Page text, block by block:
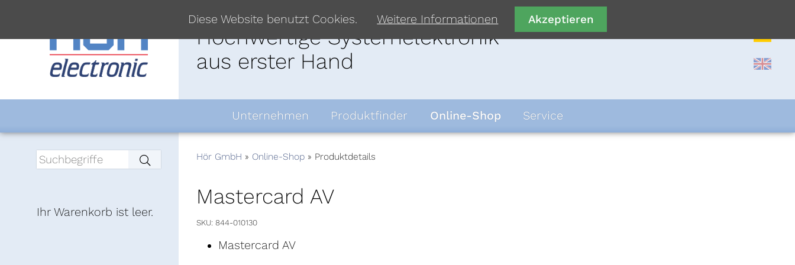
Hochwertige Systemelektronik
aus erster Hand
Unternehmen Produktfinder Online-Shop Service
Hör GmbH Online-Shop Produktdetails
Mastercard AV
SKU 844-010130
Mastercard AV
Ihr Warenkorb ist leer.
Diese Website benutzt Cookies. Weitere Informationen Akzeptieren